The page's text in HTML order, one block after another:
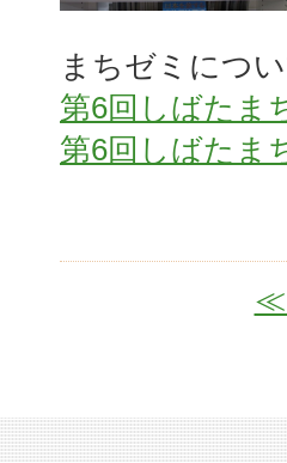
まちゼミにつ
第6回しばたま
第6回しばたま
≪